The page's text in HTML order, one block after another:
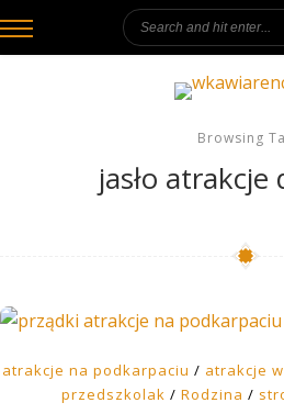
Browsing
jasło atrakcje
atrakcje na podkarpaciu / atrakcje
przedszkolak / Rodzina /